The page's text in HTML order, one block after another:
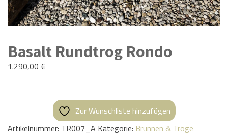
Basalt Rundtrog Rondo
1.290,00 €
Zur Wunschliste hinzufügen
Artikelnummer: TR007_A Kategorie: Brunnen & Tröge